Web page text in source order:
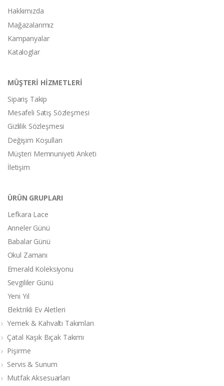
Hakkımızda
Mağazalarımız
Kampanyalar
Kataloglar
MÜŞTERİ HİZMETLERİ
Sipariş Takip
Mesafeli Satış Sözleşmesi
Gizlilik Sözleşmesi
Değişim Koşulları
Müşteri Memnuniyeti Anketi
İletişim
ÜRÜN GRUPLARI
Lefkara Lace
Anneler Günü
Babalar Günü
Okul Zamanı
Emerald Koleksiyonu
Sevgililer Günü
Yeni Yıl
Elektrikli Ev Aletleri
Yemek & Kahvaltı Takımları
Çatal Kaşık Bıçak Takımı
Pişirme
Servis & Sunum
Mutfak Aksesuarları